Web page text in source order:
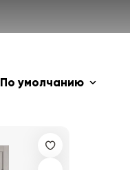
Лофт
По умолчанию